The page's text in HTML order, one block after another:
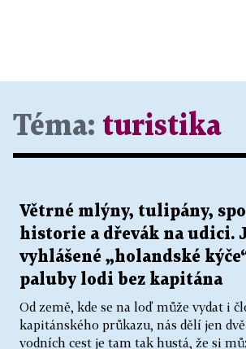
Téma: turistika
Větrné mlýny, tulipány,
historie a dřevák na udici.
vyhlášené „holandské
paluby lodi bez kapitána
Od země, kde se na loď může vydat i
kapitánského průkazu, nás dělí jen
vodních cest je tam tak hustá, že si